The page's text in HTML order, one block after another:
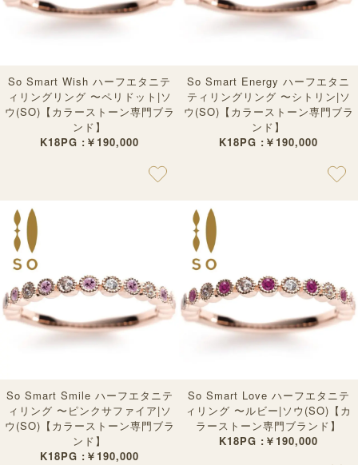
So Smart Wish ハーフエタニテ
ィリングリング 〜ペリドット|ソ
ウ(SO)【カラーストーン専門ブラ
ンド】
K18PG :￥190,000
So Smart Energy ハーフエタニ
ティリングリング 〜シトリン|ソ
ウ(SO)【カラーストーン専門ブラ
ンド】
K18PG :￥190,000
So Smart Smile ハーフエタニテ
ィリング 〜ピンクサファイア|ソ
ウ(SO)【カラーストーン専門ブラ
ンド】
K18PG :￥190,000
So Smart Love ハーフエタニテ
ィリング 〜ルビー|ソウ(SO)【カ
ラーストーン専門ブランド】
K18PG :￥190,000